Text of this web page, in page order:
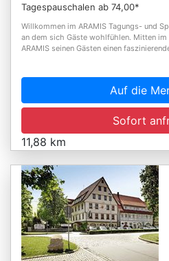
Tagespauschalen ab 74,00*
Willkommen im ARAMIS Tagungs- und
an dem sich Gäste wohlfühlen. Mitten im
ARAMIS seinen Gästen einen
Auf die
Sofort
11,88 km